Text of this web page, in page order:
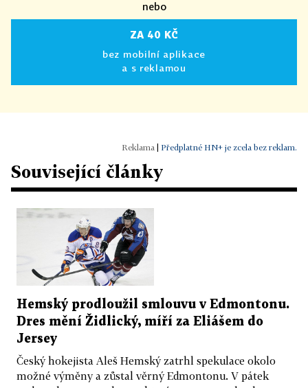
nebo
ZA 40 KČ
bez mobilní aplikace
a s reklamou
Předplatné HN+ je zcela bez reklam.
Související články
Hemský prodloužil smlouvu v Edmontonu.
Dres mění Židlický, míří za Eliášem do
Jersey
Český hokejista Aleš Hemský zatrhl spekulace okolo
možné výměny a zůstal věrný Edmontonu. V pátek